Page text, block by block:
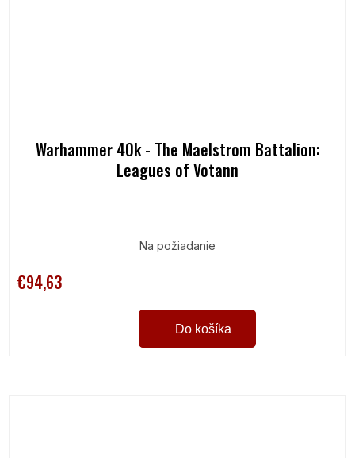
Warhammer 40k - The Maelstrom Battalion:
Leagues of Votann
Na požiadanie
€94,63
Do košíka